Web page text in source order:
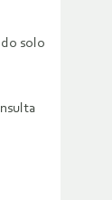
solo